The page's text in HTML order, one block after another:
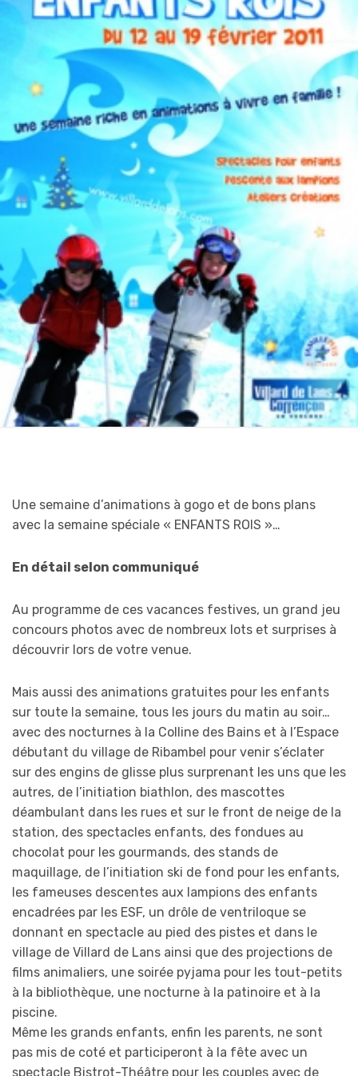
Une semaine d’animations à gogo et de bons plans
avec la semaine spéciale « ENFANTS ROIS »…
En détail selon communiqué
Au programme de ces vacances festives, un grand jeu
concours photos avec de nombreux lots et surprises à
découvrir lors de votre venue.
Mais aussi des animations gratuites pour les enfants
sur toute la semaine, tous les jours du matin au soir…
avec des nocturnes à la Colline des Bains et à l’Espace
débutant du village de Ribambel pour venir s’éclater
sur des engins de glisse plus surprenant les uns que les
autres, de l’initiation biathlon, des mascottes
déambulant dans les rues et sur le front de neige de la
station, des spectacles enfants, des fondues au
chocolat pour les gourmands, des stands de
maquillage, de l’initiation ski de fond pour les enfants,
les fameuses descentes aux lampions des enfants
encadrées par les ESF, un drôle de ventriloque se
donnant en spectacle au pied des pistes et dans le
village de Villard de Lans ainsi que des projections de
films animaliers, une soirée pyjama pour les tout-petits
à la bibliothèque, une nocturne à la patinoire et à la
piscine.
Même les grands enfants, enfin les parents, ne sont
pas mis de coté et participeront à la fête avec un
spectacle Bistrot-Théâtre pour les couples avec de